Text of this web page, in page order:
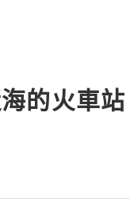
的火車